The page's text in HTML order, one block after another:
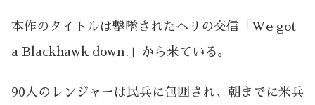
本作のタイトルは撃墜されたヘリの交信「We got
a Blackhawk down.」から来ている。
90人のレンジャーは民兵に包囲され、朝までに米兵